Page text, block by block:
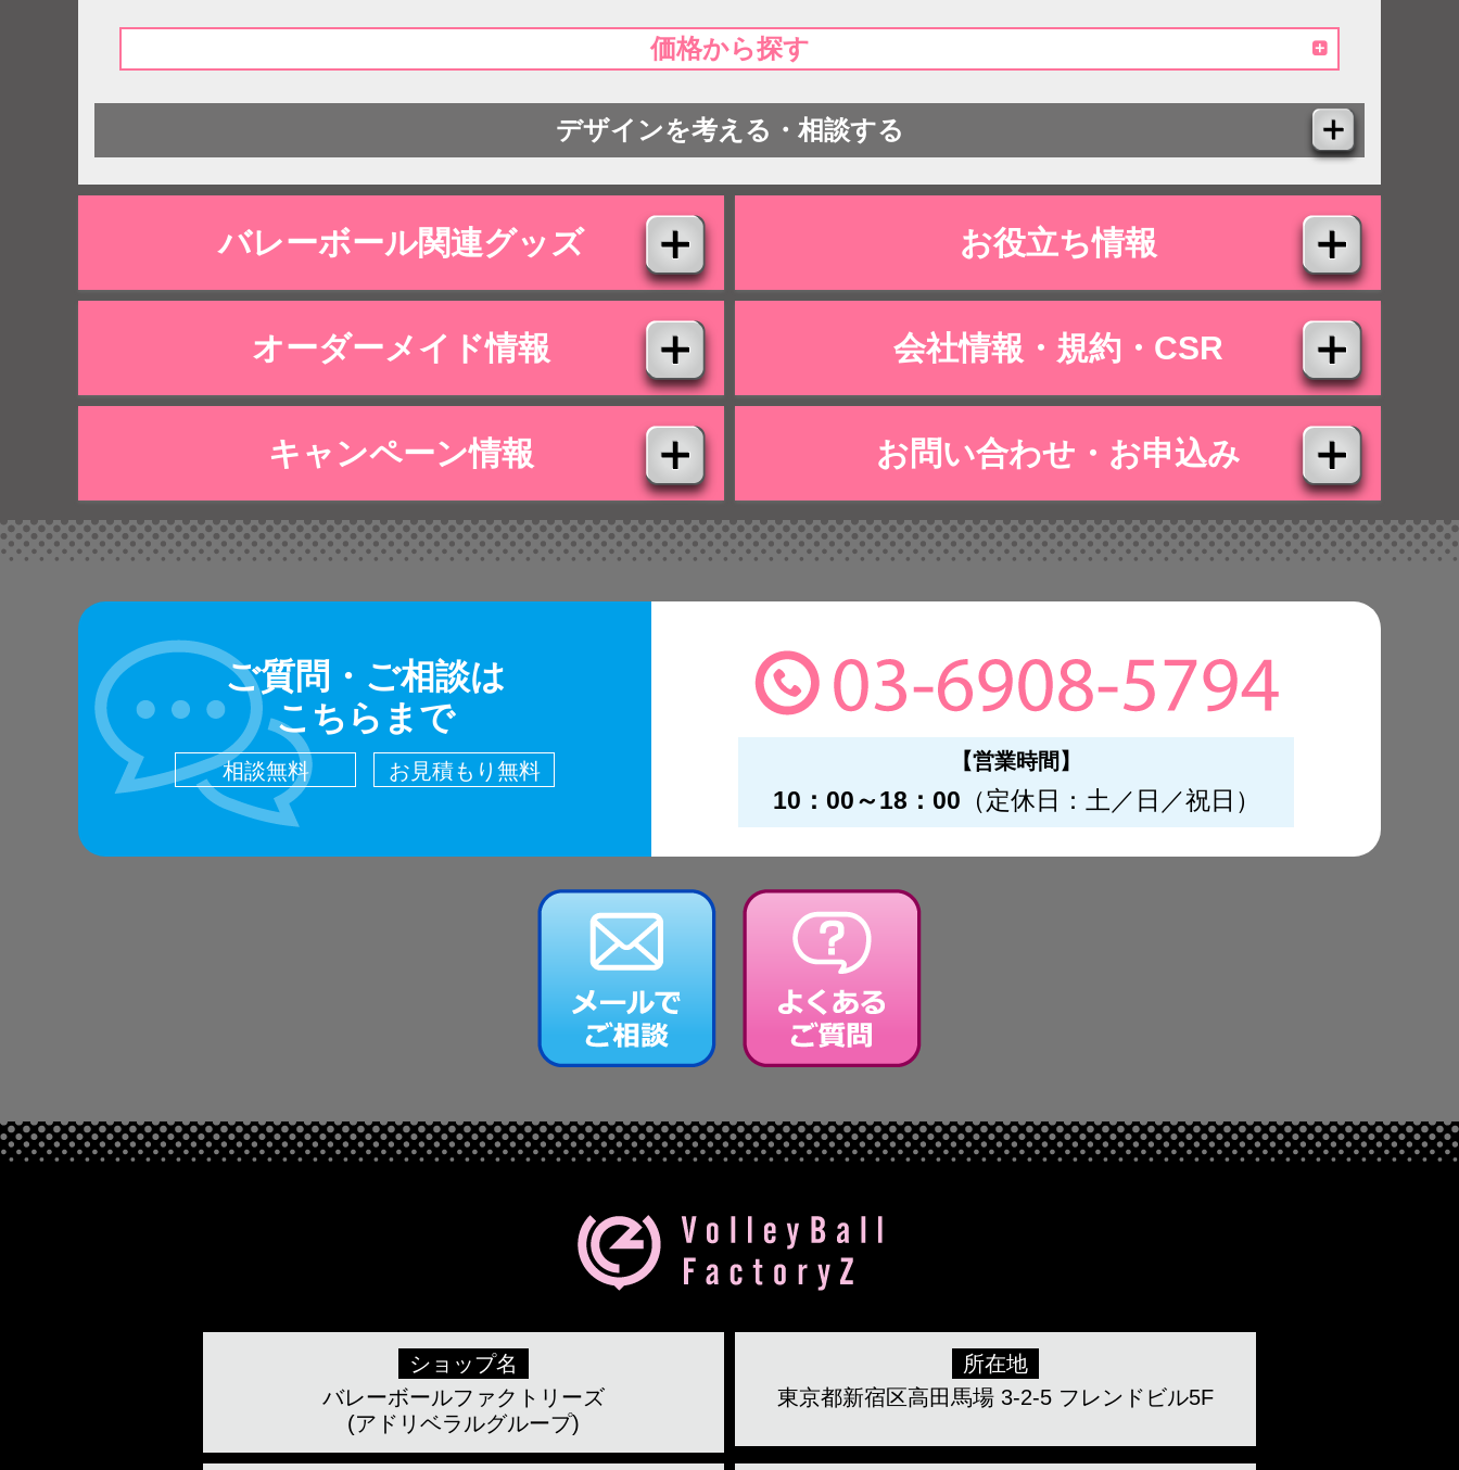
価格から探す
デザインを考える・相談する
バレーボール関連グッズ
オーダーメイド情報
キャンペーン情報
お役立ち情報
会社情報・規約・CSR
お問い合わせ・お申込み
ご質問・ご相談は
こちらまで
相談無料 お見積もり無料 【営業時間】
10：00～18：00 （定休日：土／日／祝日）
ショップ名
バレーボールファクトリーズ
(アドリベラルグループ)
所在地
東京都新宿区高田馬場 3-2-5 フレンドビル5F